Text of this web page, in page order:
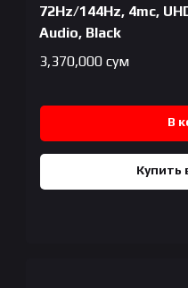
72Hz/144Hz, 4mc,
Audio, Black
3,370,000 сум
В
Купить